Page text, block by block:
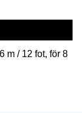
m / 12 fot, för 8